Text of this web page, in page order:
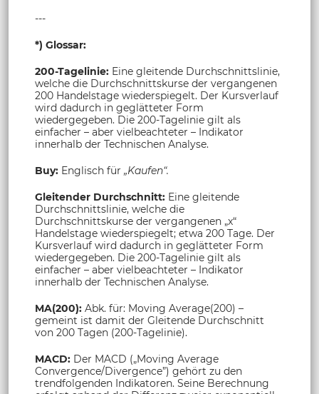
---
*) Glossar:
200-Tagelinie: Eine gleitende Durchschnittslinie,
welche die Durchschnittskurse der vergangenen
200 Handelstage wiederspiegelt. Der Kursverlauf
wird dadurch in geglätteter Form
wiedergegeben. Die 200-Tagelinie gilt als
einfacher – aber vielbeachteter – Indikator
innerhalb der Technischen Analyse.
Buy: Englisch für „Kaufen“.
Gleitender Durchschnitt: Eine gleitende
Durchschnittslinie, welche die
Durchschnittskurse der vergangenen „x“
Handelstage wiederspiegelt; etwa 200 Tage. Der
Kursverlauf wird dadurch in geglätteter Form
wiedergegeben. Die 200-Tagelinie gilt als
einfacher – aber vielbeachteter – Indikator
innerhalb der Technischen Analyse.
MA(200): Abk. für: Moving Average(200) –
gemeint ist damit der Gleitende Durchschnitt
von 200 Tagen (200-Tagelinie).
MACD: Der MACD („Moving Average
Convergence/Divergence”) gehört zu den
trendfolgenden Indikatoren. Seine Berechnung